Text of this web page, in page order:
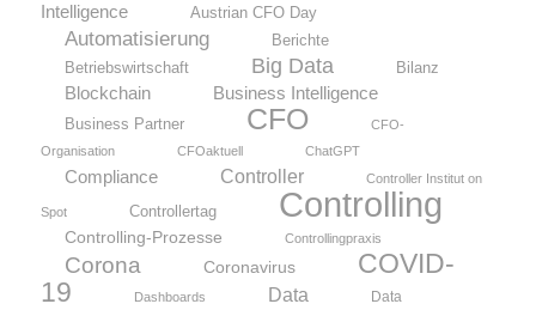
Intelligence
Austrian CFO Day
Automatisierung
Berichte
Betriebswirtschaft
Big Data Bilanz
Blockchain Business Intelligence
Business Partner CFO
CFO-
Organisation
CFOaktuell ChatGPT
Compliance Controller Controller Institut on
Spot Controllertag Controlling
Controlling-Prozesse Controllingpraxis
Corona Coronavirus
COVID-
19
Dashboards Data
Data